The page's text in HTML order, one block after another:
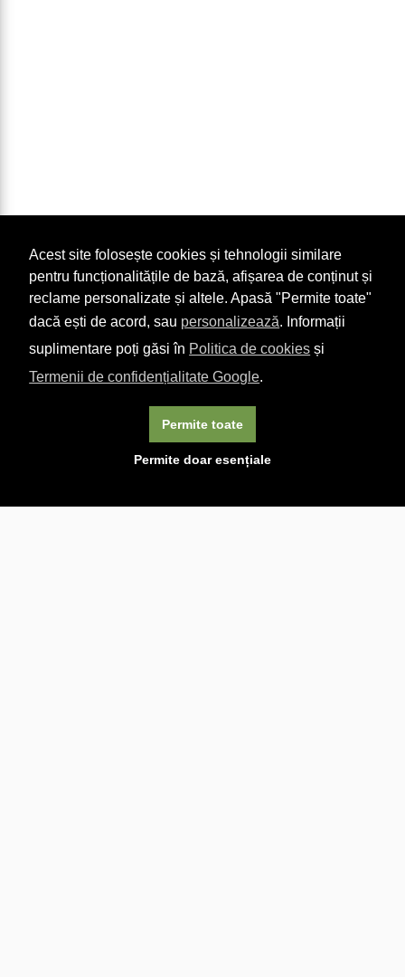
Acest site folosește cookies și tehnologii similare
pentru funcționalitățile de bază, afișarea de conținut și
reclame personalizate și altele. Apasă "Permite toate"
dacă ești de acord, sau personalizează. Informații
suplimentare poți găsi în Politica de cookies și
Termenii de confidențialitate Google.
Permite doar esențiale
Permite toate
exprimați acordul asupra folosirii cookie-urilor.